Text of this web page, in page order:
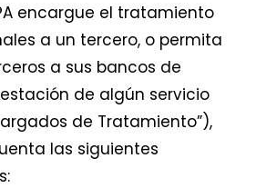
encargue el tratamiento
a un tercero, o permita
a sus bancos de
de algún servicio
de Tratamiento”),
las siguientes